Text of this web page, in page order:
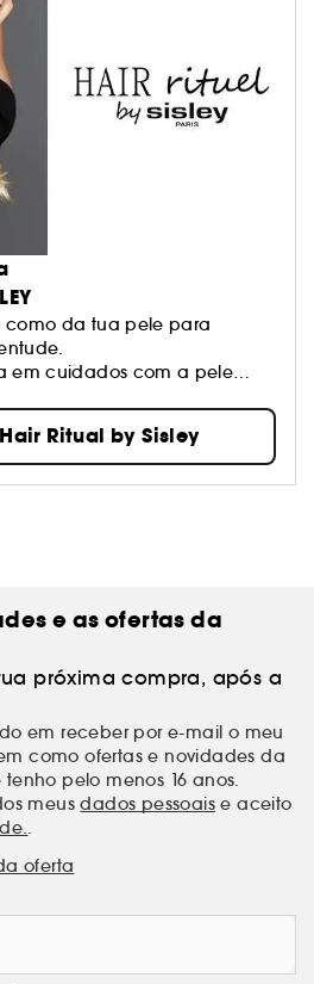
da tua pele para
em cuidados com a pele
pelos laboratórios
oferece rituais excecionais
quanto concentradas
cabelo.
Ritual by Sisley
e as ofertas da
próxima compra, após a
em receber por e-mail o meu
como ofertas e novidades da
pelo menos 16 anos.
meusdados pessoais e aceito
oferta